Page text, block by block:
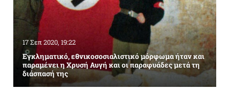
17 Σεπ 2020, 19:22
Εγκληματικό, εθνικοσοσιαλιστικό μόρφωμα ήταν και
παραμένει η Χρυσή Αυγή και οι παραφυάδες μετά τη
διάσπασή της